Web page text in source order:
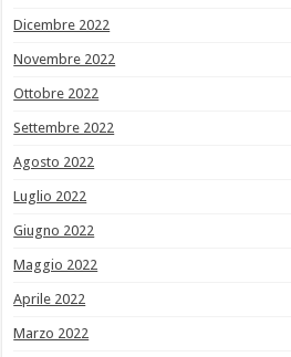
Dicembre 2022
Novembre 2022
Ottobre 2022
Settembre 2022
Agosto 2022
Luglio 2022
Giugno 2022
Maggio 2022
Aprile 2022
Marzo 2022